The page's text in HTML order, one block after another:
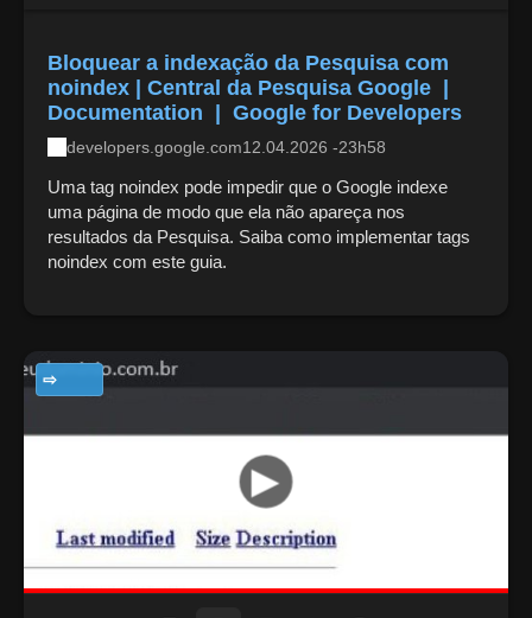
Bloquear a indexação da Pesquisa com
noindex | Central da Pesquisa Google |
Documentation | Google for Developers
developers.google.com12.04.2026 -23h58
Uma tag noindex pode impedir que o Google indexe
uma página de modo que ela não apareça nos
resultados da Pesquisa. Saiba como implementar tags
noindex com este guia.
TECNOLOGIA